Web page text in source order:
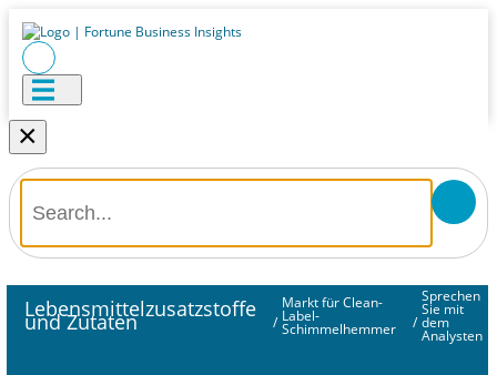
×
Lebensmittelzusatzstoffe
und Zutaten /
Markt für Clean-
Label-
Schimmelhemmer /
Sprechen
Sie mit
dem
Analysten